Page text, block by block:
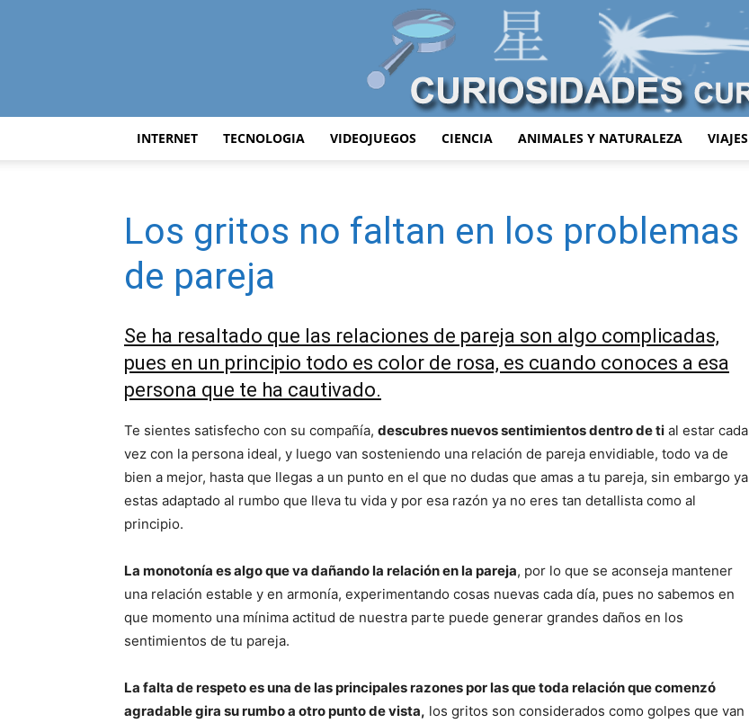
INTERNET TECNOLOGIA VIDEOJUEGOS CIENCIA ANIMALES Y NATURALEZA VIAJES
Los gritos no faltan en los problemas
de pareja
Se ha resaltado que las relaciones de pareja son algo complicadas,
pues en un principio todo es color de rosa, es cuando conoces a esa
persona que te ha cautivado.
Te sientes satisfecho con su compañía, descubres nuevos sentimientos dentro de ti al estar cada
vez con la persona ideal, y luego van sosteniendo una relación de pareja envidiable, todo va de
bien a mejor, hasta que llegas a un punto en el que no dudas que amas a tu pareja, sin embargo ya
estas adaptado al rumbo que lleva tu vida y por esa razón ya no eres tan detallista como al
principio.
La monotonía es algo que va dañando la relación en la pareja, por lo que se aconseja mantener
una relación estable y en armonía, experimentando cosas nuevas cada día, pues no sabemos en
que momento una mínima actitud de nuestra parte puede generar grandes daños en los
sentimientos de tu pareja.
La falta de respeto es una de las principales razones por las que toda relación que comenzó
agradable gira su rumbo a otro punto de vista, los gritos son considerados como golpes que van